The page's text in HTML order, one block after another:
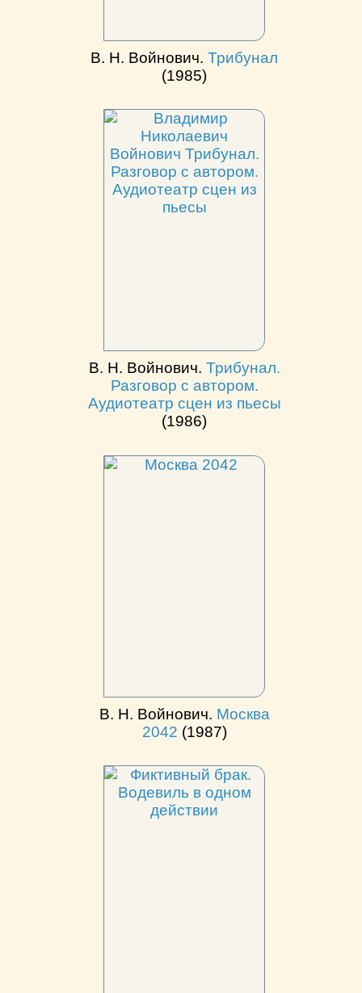
В. Н. Войнович. Трибунал
(1985)
В. Н. Войнович. Трибунал.
Разговор с автором.
Аудиотеатр сцен из пьесы
(1986)
В. Н. Войнович. Москва
2042 (1987)